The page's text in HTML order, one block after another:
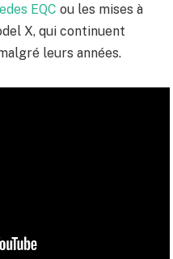
EQC ou les mises à
X, qui continuent
leurs années.